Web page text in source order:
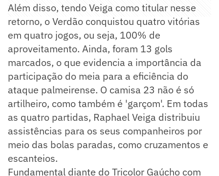
Além disso, tendo Veiga como titular nesse
retorno, o Verdão conquistou quatro vitórias
em quatro jogos, ou seja, 100% de
aproveitamento. Ainda, foram 13 gols
marcados, o que evidencia a importância da
participação do meia para a eficiência do
ataque palmeirense. O camisa 23 não é só
artilheiro, como também é 'garçom'. Em todas
as quatro partidas, Raphael Veiga distribuiu
assistências para os seus companheiros por
meio das bolas paradas, como cruzamentos e
escanteios.
Fundamental diante do Tricolor Gaúcho com